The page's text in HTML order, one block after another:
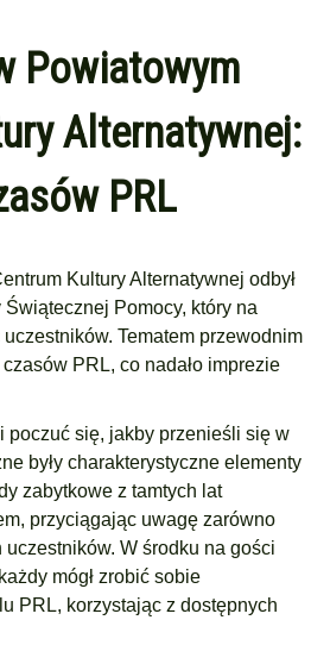
Powiatowym
Alternatywnej:
PRL
Kultury Alternatywnej odbył
Pomocy, który na
Tematem przewodnim
PRL, co nadało imprezie
poczuć się, jakby przenieśli się w
były charakterystyczne elementy
zabytkowe z tamtych lat
przyciągając uwagę zarówno
uczestników. W środku na gości
mógł zrobić sobie
PRL, korzystając z dostępnych